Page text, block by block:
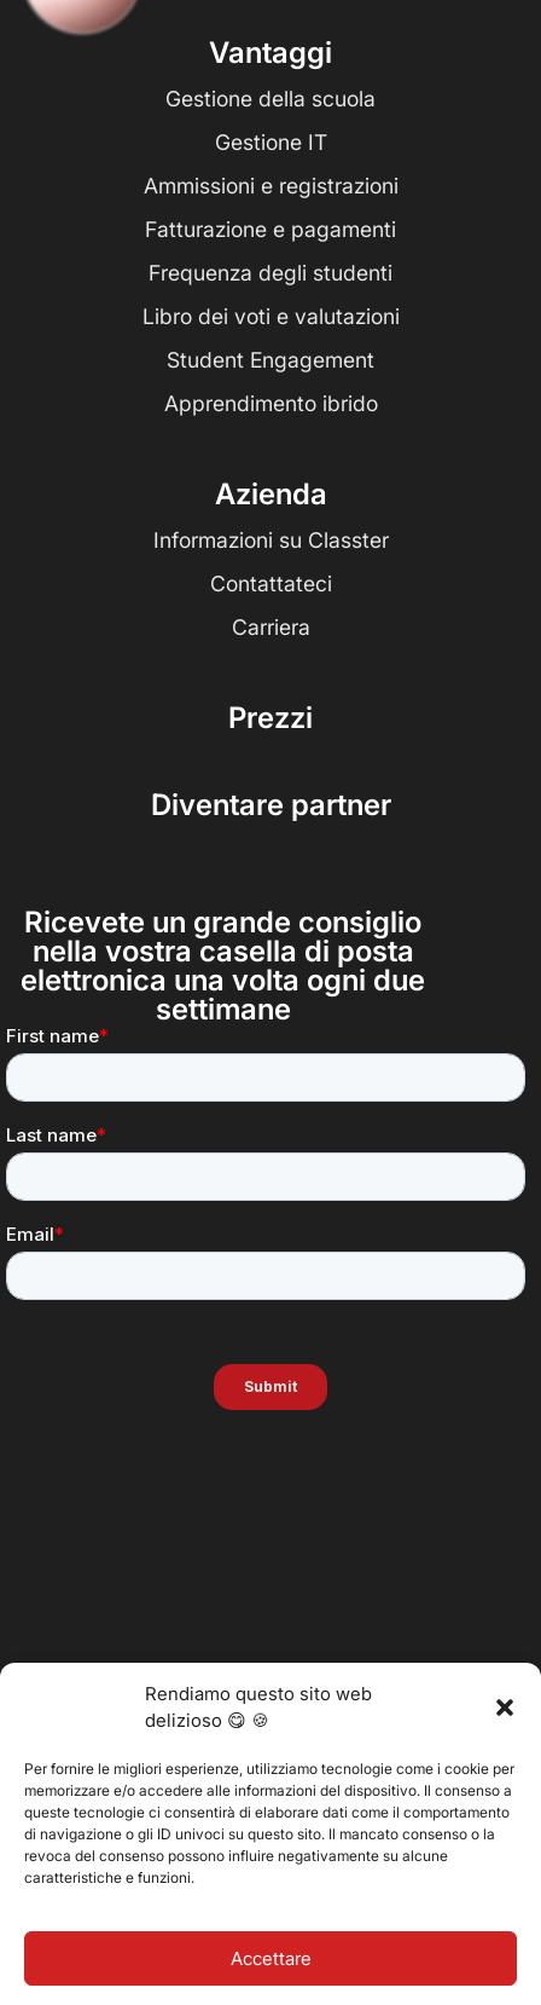
Rendiamo questo sito web
delizioso 😋 🍪
Per fornire le migliori esperienze, utilizziamo tecnologie come i cookie per
memorizzare e/o accedere alle informazioni del dispositivo. Il consenso a
queste tecnologie ci consentirà di elaborare dati come il comportamento
di navigazione o gli ID univoci su questo sito. Il mancato consenso o la
revoca del consenso possono influire negativamente su alcune
caratteristiche e funzioni.
Accettare
Vantaggi
Gestione della scuola
Gestione IT
Ammissioni e registrazioni
Fatturazione e pagamenti
Frequenza degli studenti
Libro dei voti e valutazioni
Student Engagement
Apprendimento ibrido
Azienda
Informazioni su Classter
Contattateci
Carriera
Prezzi
Diventare partner
Ricevete un grande consiglio
nella vostra casella di posta
elettronica una volta ogni due
settimane
@2025 Vertitech. Tutti i diritti riservati.
Informativa sulla privacy